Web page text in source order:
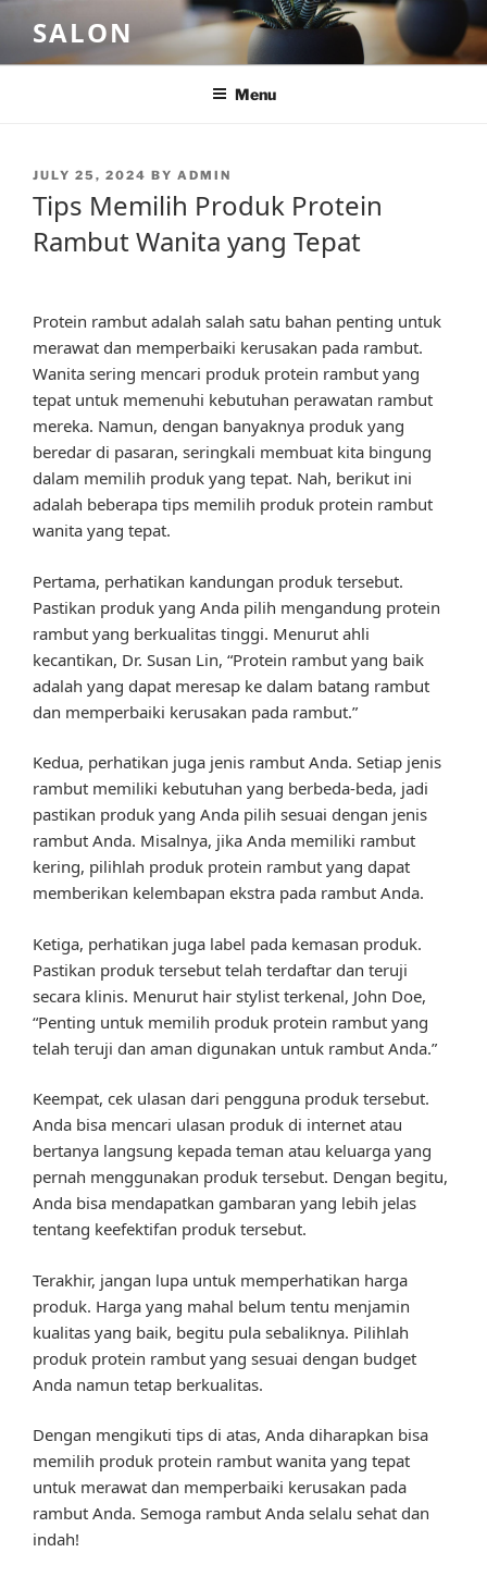
content
SALON
Menu
POSTED
ON
JULY 25, 2024 BY ADMIN
Tips Memilih Produk Protein
Rambut Wanita yang Tepat
Protein rambut adalah salah satu bahan penting untuk
merawat dan memperbaiki kerusakan pada rambut.
Wanita sering mencari produk protein rambut yang
tepat untuk memenuhi kebutuhan perawatan rambut
mereka. Namun, dengan banyaknya produk yang
beredar di pasaran, seringkali membuat kita bingung
dalam memilih produk yang tepat. Nah, berikut ini
adalah beberapa tips memilih produk protein rambut
wanita yang tepat.
Pertama, perhatikan kandungan produk tersebut.
Pastikan produk yang Anda pilih mengandung protein
rambut yang berkualitas tinggi. Menurut ahli
kecantikan, Dr. Susan Lin, “Protein rambut yang baik
adalah yang dapat meresap ke dalam batang rambut
dan memperbaiki kerusakan pada rambut.”
Kedua, perhatikan juga jenis rambut Anda. Setiap jenis
rambut memiliki kebutuhan yang berbeda-beda, jadi
pastikan produk yang Anda pilih sesuai dengan jenis
rambut Anda. Misalnya, jika Anda memiliki rambut
kering, pilihlah produk protein rambut yang dapat
memberikan kelembapan ekstra pada rambut Anda.
Ketiga, perhatikan juga label pada kemasan produk.
Pastikan produk tersebut telah terdaftar dan teruji
secara klinis. Menurut hair stylist terkenal, John Doe,
“Penting untuk memilih produk protein rambut yang
telah teruji dan aman digunakan untuk rambut Anda.”
Keempat, cek ulasan dari pengguna produk tersebut.
Anda bisa mencari ulasan produk di internet atau
bertanya langsung kepada teman atau keluarga yang
pernah menggunakan produk tersebut. Dengan begitu,
Anda bisa mendapatkan gambaran yang lebih jelas
tentang keefektifan produk tersebut.
Terakhir, jangan lupa untuk memperhatikan harga
produk. Harga yang mahal belum tentu menjamin
kualitas yang baik, begitu pula sebaliknya. Pilihlah
produk protein rambut yang sesuai dengan budget
Anda namun tetap berkualitas.
Dengan mengikuti tips di atas, Anda diharapkan bisa
memilih produk protein rambut wanita yang tepat
untuk merawat dan memperbaiki kerusakan pada
rambut Anda. Semoga rambut Anda selalu sehat dan
indah!